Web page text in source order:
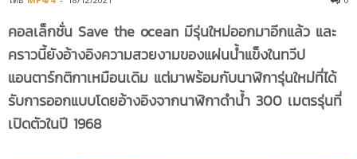
คอลเล็กชั่น Save the ocean มีรุ่นใหม่ออกมาอีกแล้ว และ
คราวนี้ยังอ้างอิงความสวยงามของแผ่นน้ำแข็งในทวีป
แอนตาร์กติกาเหมือนเดิม แต่มาพร้อมกับนาฬิการุ่นใหม่ที่ได้
รับการออกแบบโดยอ้างอิงจากนาฬิกาดำน้ำ 300 เมตรรุ่นที่
เปิดตัวในปี 1968